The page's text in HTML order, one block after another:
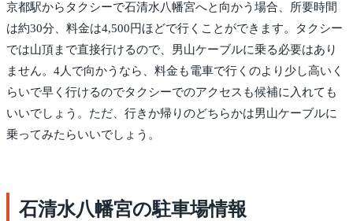
京都駅からタクシーで石清水八幡宮へと向かう場合、所要時間
は約30分、料金は4,500円ほどで行くことができます。タクシー
では山頂まで直接行けるので、男山ケーブルに乗る必要はあり
ません。4人で向かうなら、料金も電車で行くのより少し高いく
らいで早く行けるのでタクシーでのアクセスも候補に入れても
いいでしょう。ただ、行きか帰りのどちらかは男山ケーブルに
乗ってみたらいいでしょう。
石清水八幡宮の駐車場情報